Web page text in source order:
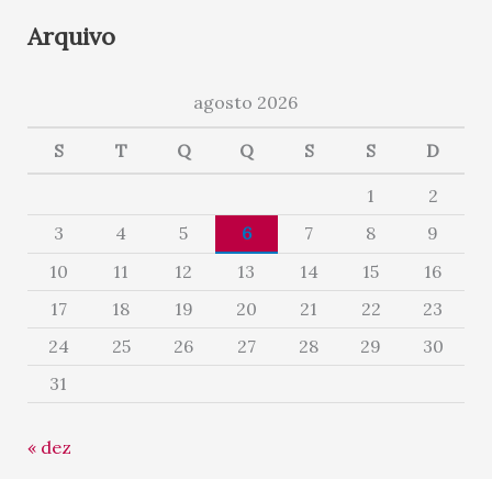
Arquivo
agosto 2026
S T Q Q S S D
1
2
3
4 5 6 7 8
9
10
11 12 13 14 15
16
17
18 19 20 21 22
23
24
25 26 27 28 29
30
31
« dez